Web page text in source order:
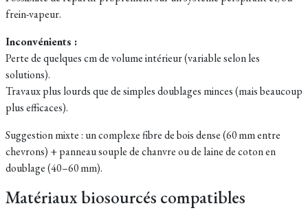
frein-vapeur.
Inconvénients :
Perte de quelques cm de volume intérieur (variable selon les
solutions).
Travaux plus lourds que de simples doublages minces (mais beaucoup
plus efficaces).
Suggestion mixte : un complexe fibre de bois dense (60 mm entre
chevrons) + panneau souple de chanvre ou de laine de coton en
doublage (40–60 mm).
Matériaux biosourcés compatibles